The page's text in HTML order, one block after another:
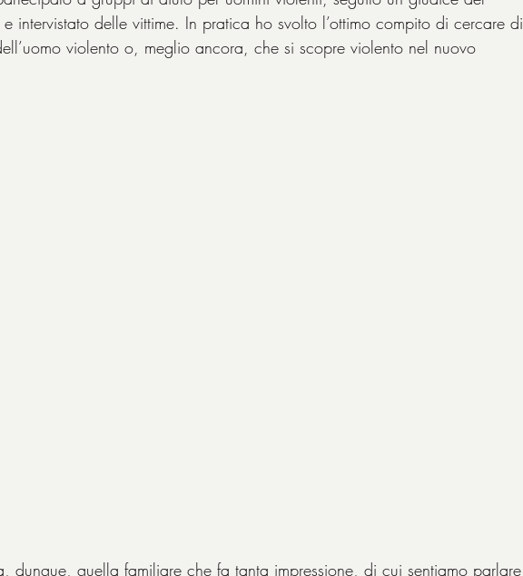
intervistato delle vittime. In pratica ho svolto l’ottimo compito di cercare di
violento o, meglio ancora, che si scopre violento nel nuovo
dunque, quella familiare che fa tanta impressione, di cui sentiamo parlare